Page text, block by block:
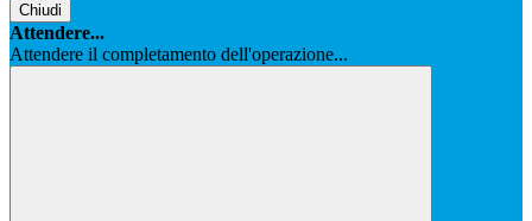
Chiudi
Attendere...
Attendere il completamento dell'operazione...